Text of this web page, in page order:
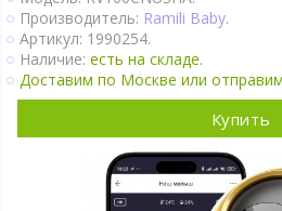
Термометр.
Гигрометр.
Ночник.
Поворот камеры удалённо.
Можно подключить к Power Bank.
Ночное видение.
Интернет-доступ через Wi-Fi.
Подробно
Производитель: Ramili Baby.
Артикул: 1990254.
Наличие:есть на складе.
Доставим по Москве или
Купить